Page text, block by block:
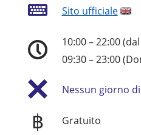
Sito ufficiale
10:00 – 22:00
09:30 – 23:00
Nessun giorno
฿ Gratuito